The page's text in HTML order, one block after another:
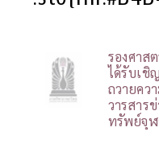
รองศาส
ได้รับเชิ
ถวายคว
วารสาร
ทรัพย์จุฬ